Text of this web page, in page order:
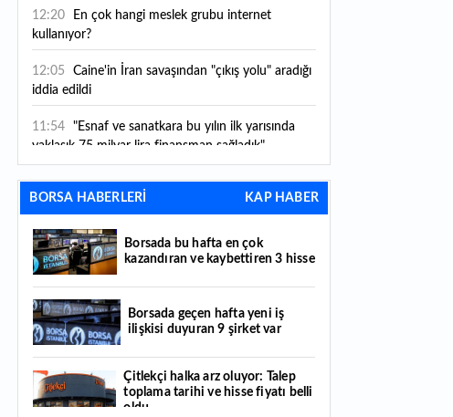
12:20
kullanıyor?
12:05
Caine'in İran savaşından "çıkış yolu" aradığı
iddia edildi
11:54
"Esnaf ve sanatkara bu yılın ilk yarısında
yaklaşık 75 milyar lira finansman sağladık"
11:52 Yaratıcılık ve ticaret bir araya geldi: İşte
İstanbul'un yeni girişimcilik alanı
11:35 Alarko Holding'den stratejik satın alma:
Carrier'ın paylarının tamamını devralıyor
Festival bölgeye canlılık getirdi
edilecek 4 gelişme hangileri olacak?
11:05 Borsada bu hafta en çok kazandıran ve
BORSA HABERLERİ KAP HABER
Borsada bu hafta en çok
kazandıran ve kaybettiren 3 hisse
Borsada geçen hafta yeni iş
ilişkisi duyuran 9 şirket var
Çitlekçi halka arz oluyor: Talep
toplama tarihi ve hisse fiyatı belli
oldu